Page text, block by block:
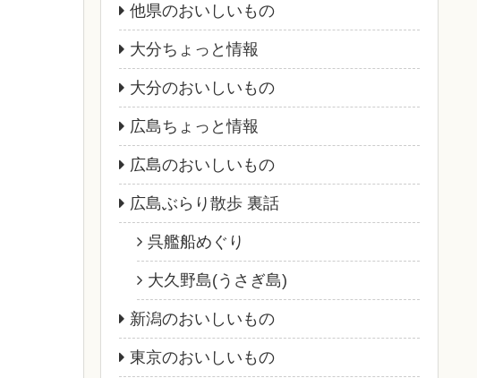
他県のおいしいもの
大分ちょっと情報
大分のおいしいもの
広島ちょっと情報
広島のおいしいもの
広島ぶらり散歩 裏話
呉艦船めぐり
大久野島(うさぎ島)
新潟のおいしいもの
東京のおいしいもの